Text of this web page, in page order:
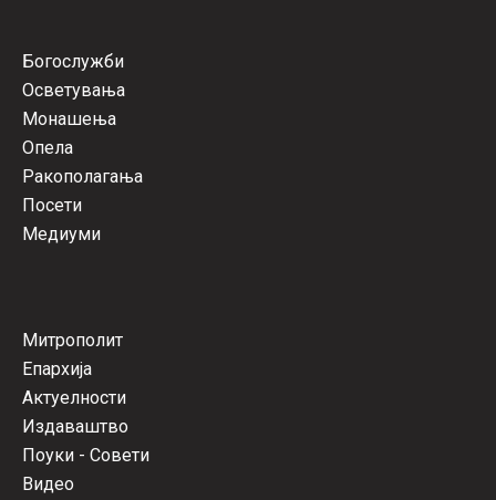
Богослужби
Осветувања
Монашења
Опела
Ракополагања
Посети
Медиуми
Митрополит
Епархија
Актуелности
Издаваштво
Поуки - Совети
Видео